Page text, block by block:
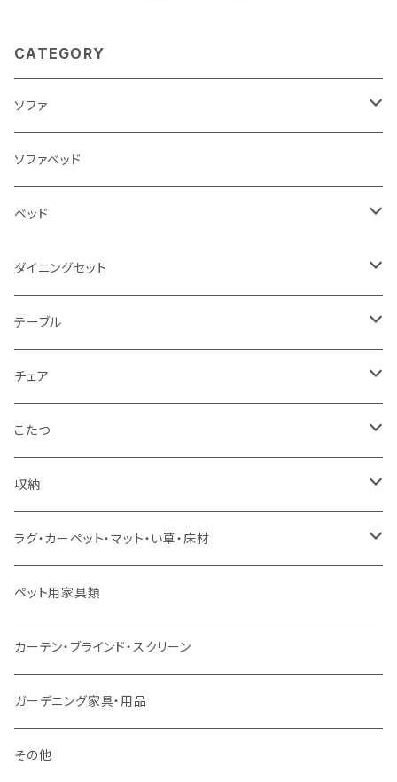
CATEGORY
ソファ
3人掛け
2.5人掛け
2人掛け
1人掛け
カウチソファ
コーナーソファ
ソファセット
スツール・オットマン
ソファ付属品
クッション・座椅子
ソファベッド
ベッド
シングルサイズ以下（フレームのみ）
セミダブルサイズ（フレームのみ）
ダブルサイズ（フレームのみ）
ワイドダブルサイズ以上（フレームのみ）
シングルサイズ以下（マットレス付）
セミダブルサイズ（マットレス付）
ダブルサイズ（マットレス付）
ダブルサイズ以上（マットレス付）
ロフトベッド
二段ベッド
ダイニングセット
ダイニング3点セット以下
ダイニング4点セット
ダイニング5点・6点セット
ダイニング7点セット以上
テーブル
センターテーブル
ダイニングテーブル
カウンターテーブル
リフティングテーブル
サイドテーブル・コーヒーテーブル
デスク
チェア
ダイニングチェア
カウンターチェア
キッズチェア
オフィスチェア・ゲーミングチェア
ダイニングベンチ・スツール
こたつ
こたつテーブル
こたつ布団
コタツ・布団セット
収納
本棚・シェルフ
食器棚・収納庫
レンジ台・カウンター
ラック
TVボード
ラグ・カーペット・マット・い草・床材
マット・フロアタイル
ラグ
カーペット
ペット用家具類
カーテン・ブラインド・スクリーン
ガーデニング家具・用品
その他